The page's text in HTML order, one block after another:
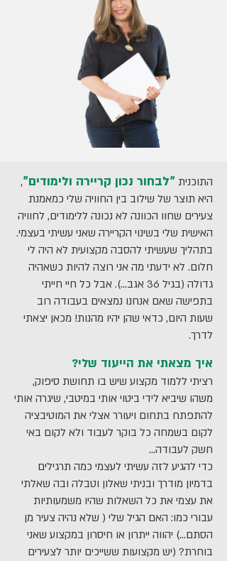
התוכנית "לבחור נכון קריירה ולימודים",
היא תוצר של שילוב בין החוויה שלי כמאמנת
צעירים שחוו הכוונה לא נכונה ללימודים, לחוויה
האישית שלי בשינוי הקריירה שאני עשיתי בעצמי.
בתהליך שעשיתי להסבה מקצועית לא היה לי
חלום. לא ידעתי מה אני רוצה להיות כשאהיה
גדולה (בגיל 36 אגב...). אבל כל חיי חייתי
בתפישה שאם אנחנו נמצאים בעבודה רוב
שעות היום, כדאי שהן יהיו מהנות! מכאן יצאתי
לדרך.
איך מצאתי את הייעוד שלי?
רציתי ללמוד מקצוע שיש בו תחושת סיפוק,
משהו שיביא לידי ביטוי אותי במיטבי, שיגרה אותי
להתפתח בתחום ויעורר אצלי את המוטיבציה
לקום בשמחה כל בוקר לעבוד ולא לקום באי
חשק לעבודה...
כדי להגיע לזה עשיתי לעצמי כמה תרגילים
בדמיון מודרך ובניתי שאלון וטבלה ובה שאלתי
את עצמי את כל השאלות שהיו משמעותיות
עבורי כמו: האם הגיל שלי ( שלא נהיה צעיר מן
הסתם...) יהווה ייתרון או חיסרון במקצוע שאני
בוחרת? (יש מקצועות ששייכים יותר לצעירים